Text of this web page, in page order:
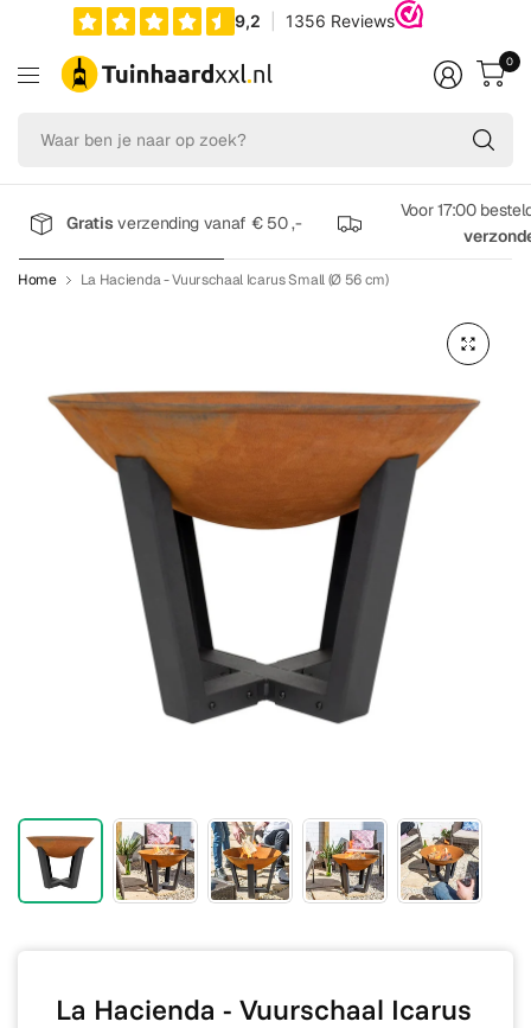
op
0
Gratisverzending vanaf € 50 ,-
Voor 17:00
Home La Hacienda - Vuurschaal Icarus Small (Ø 56 cm)
La Hacienda - Vuurschaal Icarus